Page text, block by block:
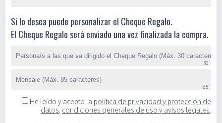
Si lo desea puede personalizar el Cheque Regalo.
El Cheque Regalo será enviado una vez finalizada la compra.
He leído y acepto la política de privacidad y protección de
datos, condiciones generales de uso y avisos legales